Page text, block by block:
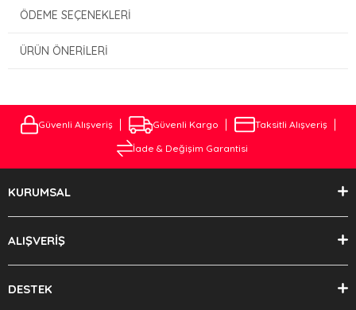
ÖDEME SEÇENEKLERI
ÜRÜN ÖNERILERI
Güvenli Alışveriş Güvenli Kargo
Taksitli Alışveriş
İade & Değişim Garantisi
KURUMSAL
ALIŞVERİŞ
DESTEK